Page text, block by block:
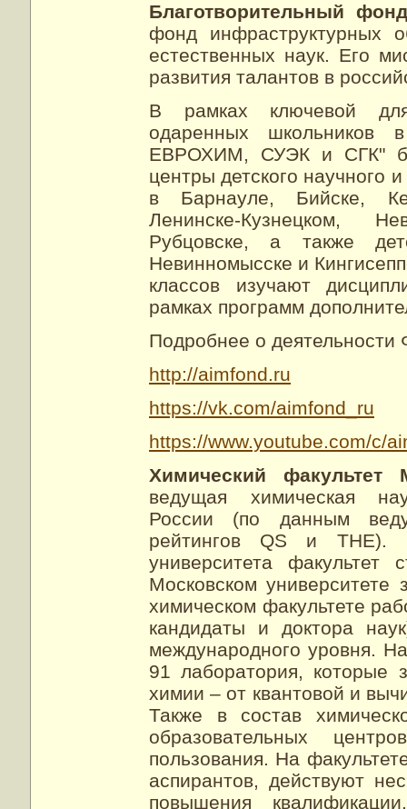
Благотворительный
фонд инфраструктурных
естественных наук. Его
развития талантов в
В рамках ключевой
одаренных школьников
ЕВРОХИМ, СУЭК и СГК"
центры детского научного
в Барнауле, Бийске,
Ленинске-Кузнецком,
Рубцовске, а также
Невинномысске и
классов изучают
рамках программ
Подробнее о деятельности
http://aimfond.ru
https://vk.com/aimfond_ru
https://www.youtube.com/c/
Химический
ведущая химическая
России (по данным
рейтингов QS и THE).
университета
Московском
химическом факультете
кандидаты и доктора
международного уровня.
91 лаборатория, которые
химии – от квантовой и
Также в состав
образовательных
пользования. На
аспирантов, действуют
повышения